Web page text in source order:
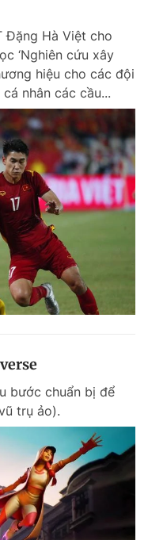
Đặng Hà Việt cho
‘Nghiên cứu xây
hiệu cho các đội
nhân các cầu...
bước chuẩn bị để
trụ ảo).